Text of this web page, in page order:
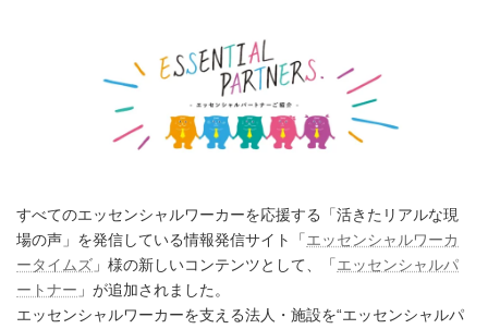
すべてのエッセンシャルワーカーを応援する「活きたリアルな現
場の声」を発信している情報発信サイト「エッセンシャルワーカ
ータイムズ 」様の新しいコンテンツとして、「エッセンシャルパ
ートナー 」が追加されました。
エッセンシャルワーカーを支える法人・施設を“エッセンシャルパ